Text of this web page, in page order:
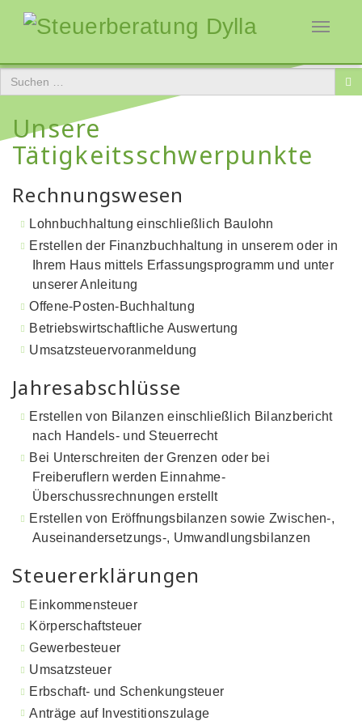
Toggle
Unsere
Tätigkeitsschwerpunkte
Rechnungswesen
Lohnbuchhaltung einschließlich Baulohn
Erstellen der Finanzbuchhaltung in unserem oder in
Ihrem Haus mittels Erfassungsprogramm und unter
unserer Anleitung
Offene-Posten-Buchhaltung
Betriebswirtschaftliche Auswertung
Umsatzsteuervoranmeldung
Jahresabschlüsse
Erstellen von Bilanzen einschließlich Bilanzbericht
nach Handels- und Steuerrecht
Bei Unterschreiten der Grenzen oder bei
Freiberuflern werden Einnahme-
Überschussrechnungen erstellt
Erstellen von Eröffnungsbilanzen sowie Zwischen-,
Auseinandersetzungs-, Umwandlungsbilanzen
Steuererklärungen
Einkommensteuer
Körperschaftsteuer
Gewerbesteuer
Umsatzsteuer
Erbschaft- und Schenkungsteuer
Anträge auf Investitionszulage